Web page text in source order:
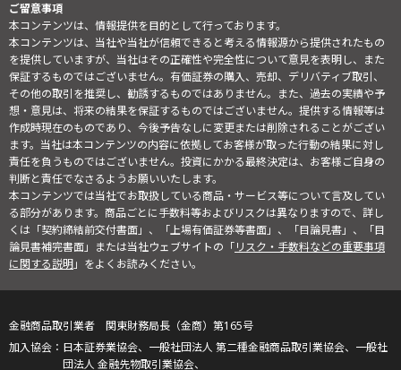
ご留意事項
本コンテンツは、情報提供を目的として行っております。
本コンテンツは、当社や当社が信頼できると考える情報源から提供されたもの
を提供していますが、当社はその正確性や完全性について意見を表明し、また
保証するものではございません。有価証券の購入、売却、デリバティブ取引、
その他の取引を推奨し、勧誘するものではありません。また、過去の実績や予
想・意見は、将来の結果を保証するものではございません。提供する情報等は
作成時現在のものであり、今後予告なしに変更または削除されることがござい
ます。当社は本コンテンツの内容に依拠してお客様が取った行動の結果に対し
責任を負うものではございません。投資にかかる最終決定は、お客様ご自身の
判断と責任でなさるようお願いいたします。
本コンテンツでは当社でお取扱している商品・サービス等について言及してい
る部分があります。商品ごとに手数料等およびリスクは異なりますので、詳し
くは「契約締結前交付書面」、「上場有価証券等書面」、「目論見書」、「目
論見書補完書面」または当社ウェブサイトの「リスク・手数料などの重要事項
に関する説明」をよくお読みください。
金融商品取引業者 関東財務局長（金商）第165号
日本証券業協会、一般社団法人 第二種金融商品取引業協会、一般社
団法人 金融先物取引業協会、